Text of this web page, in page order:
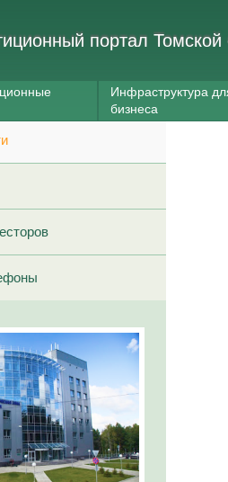
портал Томской
Инфраструктура
бизнеса